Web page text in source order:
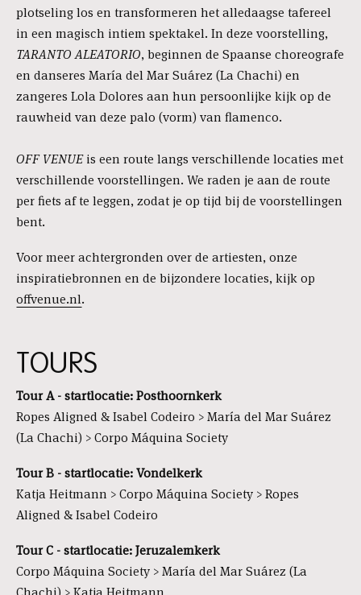
plotseling los en transformeren het alledaagse tafereel
in een magisch intiem spektakel. In deze voorstelling,
TARANTO ALEATORIO, beginnen de Spaanse choreografe
en danseres María del Mar Suárez (La Chachi) en
zangeres Lola Dolores aan hun persoonlijke kijk op de
rauwheid van deze palo (vorm) van flamenco.
OFF VENUEis een route langs verschillende locaties met
verschillende voorstellingen. We raden je aan de route
per fiets af te leggen, zodat je op tijd bij de voorstellingen
bent.
Voor meer achtergronden over de artiesten, onze
inspiratiebronnen en de bijzondere locaties, kijk op
offvenue.nl.
TOURS
Tour A - startlocatie: Posthoornkerk
Ropes Aligned & Isabel Codeiro > María del Mar Suárez
(La Chachi) > Corpo Máquina Society
Tour B - startlocatie: Vondelkerk
Katja Heitmann > Corpo Máquina Society > Ropes
Aligned & Isabel Codeiro
Tour C - startlocatie: Jeruzalemkerk
Corpo Máquina Society > María del Mar Suárez (La